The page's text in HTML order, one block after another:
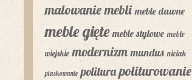
malowanie mebli meble dawne
meble gięte meble stylowe meble
wiejskie modernizm mundus niciak
piaskowanie politura politurowanie